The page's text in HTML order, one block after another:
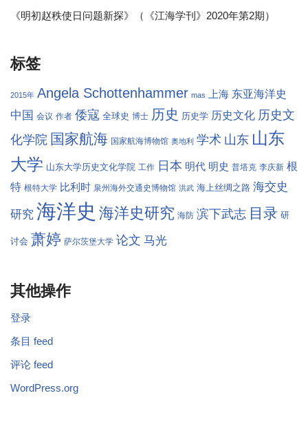
《明初赵秩使日问题新探》（《江海学刊》2020年第2期）
标签
2015年 Angela Schottenhammer mas 上海 东亚海洋史
中国 会议 作者 倭寇 全球史 博士 历史 历史学 历史文化 历史文
化学院 国家航海 国家航海博物馆 奥地利 学术 山东 山东
大学 山东大学历史文化学院 工作 日本 明代 明史 普塔克 李庆新 根
特 根特大学 比利时 泉州海外交通史博物馆 洪武 海上丝绸之路 海交史
研究 海洋史 海洋史研究 海防 滨下武志 目录 研
讨会 萧婷 萨尔茨堡大学 论文 马光
其他操作
登录
条目 feed
评论 feed
WordPress.org